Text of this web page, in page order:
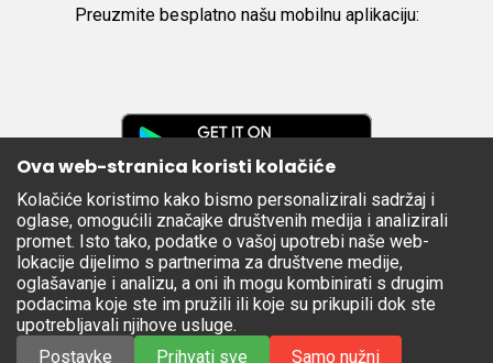
Preuzmite besplatno našu mobilnu aplikaciju:
Apple
Store
Ova web-stranica koristi kolačiće
Kolačiće koristimo kako bismo personalizirali sadržaj i
oglase, omogućili značajke društvenih medija i analizirali
promet. Isto tako, podatke o vašoj upotrebi naše web-
lokacije dijelimo s partnerima za društvene medije,
oglašavanje i analizu, a oni ih mogu kombinirati s drugim
podacima koje ste im pružili ili koje su prikupili dok ste
upotrebljavali njihove usluge.
Postavke
Prihvati sve Samo nužni